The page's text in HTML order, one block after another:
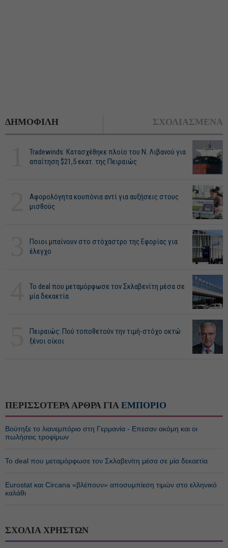
ΔΗΜΟΦΙΛΗ ΣΧΟΛΙΑΣΜΕΝΑ
Tradewinds: Κατασχέθηκε πλοίο του Ν. Λιβανού για
απαίτηση $21,5 εκατ. της Πειραιώς
Αφορολόγητα κουπόνια αντί για αυξήσεις στους
μισθούς
Ποιοι μπαίνουν στο στόχαστρο της Εφορίας για
έλεγχο
Το deal που μεταμόρφωσε τον Σκλαβενίτη μέσα σε
μία δεκαετία
Πειραιώς: Πού τοποθετούν την τιμή-στόχο οκτώ
ξένοι οίκοι
ΠΕΡΙΣΣΟΤΕΡΑ ΑΡΘΡΑ ΓΙΑ ΕΜΠΟΡΙΟ
Βούτηξε το λιανεμπόριο στη Γερμανία - Επεσαν ακόμη και οι
πωλήσεις τροφίμων
Το deal που μεταμόρφωσε τον Σκλαβενίτη μέσα σε μία δεκαετία
Eurostat και Circana «βλέπουν» αποσυμπίεση τιμών στο ελληνικό
καλάθι
ΣΧΟΛΙΑ ΧΡΗΣΤΩΝ